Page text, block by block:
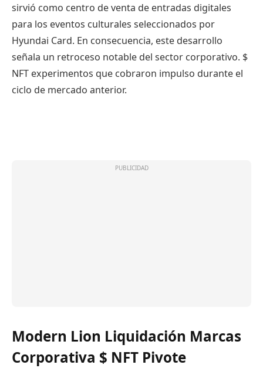
sirvió como centro de venta de entradas digitales
para los eventos culturales seleccionados por
Hyundai Card. En consecuencia, este desarrollo
señala un retroceso notable del sector corporativo. $
NFT experimentos que cobraron impulso durante el
ciclo de mercado anterior.
Modern Lion Liquidación Marcas
Corporativa $ NFT Pivote